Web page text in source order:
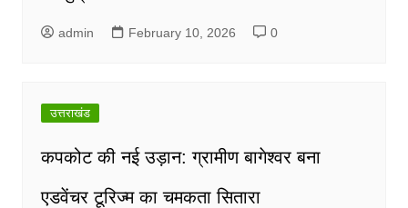
admin February 10, 2026 0
उत्तराखंड
कपकोट की नई उड़ान: ग्रामीण बागेश्वर बना
एडवेंचर टूरिज्म का चमकता सितारा